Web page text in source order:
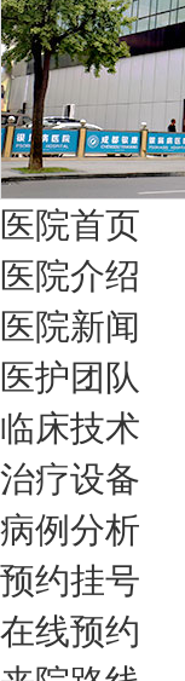
医院首页
医院介绍
医院新闻
医护团队
临床技术
治疗设备
病例分析
预约挂号
在线预约